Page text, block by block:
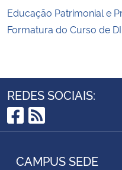
Educação Patrimonial e
Formatura do Curso de
REDES SOCIAIS:
Facebook
RSS
CAMPUS SEDE